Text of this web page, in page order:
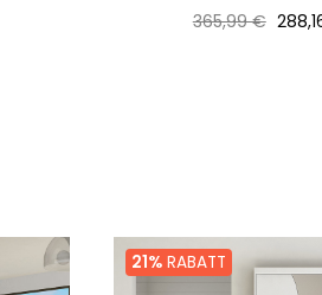
Normaler
365,99 € Preis
21% RABATT